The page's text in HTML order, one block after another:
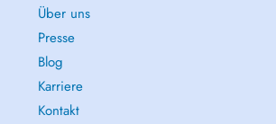
Über uns
Presse
Blog
Karriere
Kontakt